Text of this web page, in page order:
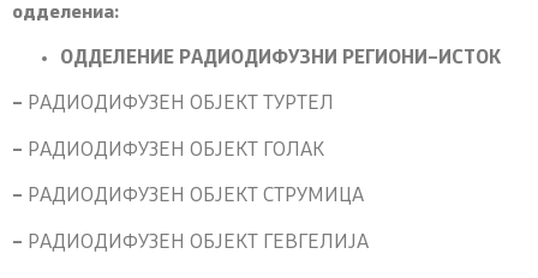
одделениа:
ОДДЕЛЕНИЕ РАДИОДИФУЗНИ РЕГИОНИ – ИСТОК
– РАДИОДИФУЗЕН ОБЈЕКТ ТУРТЕЛ
– РАДИОДИФУЗЕН ОБЈЕКТ ГОЛАК
– РАДИОДИФУЗЕН ОБЈЕКТ СТРУМИЦА
– РАДИОДИФУЗЕН ОБЈЕКТ ГЕВГЕЛИЈА